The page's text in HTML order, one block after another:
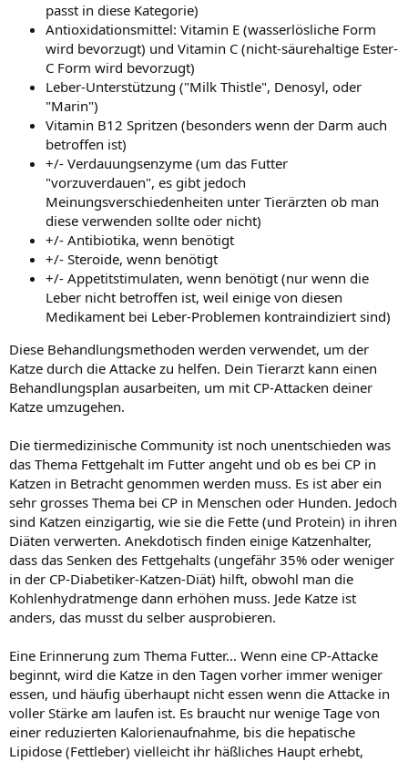
passt in diese Kategorie)
Antioxidationsmittel: Vitamin E (wasserlösliche Form
wird bevorzugt) und Vitamin C (nicht-säurehaltige Ester-
C Form wird bevorzugt)
Leber-Unterstützung ("Milk Thistle", Denosyl, oder
"Marin")
Vitamin B12 Spritzen (besonders wenn der Darm auch
betroffen ist)
+/- Verdauungsenzyme (um das Futter
"vorzuverdauen", es gibt jedoch
Meinungsverschiedenheiten unter Tierärzten ob man
diese verwenden sollte oder nicht)
+/- Antibiotika, wenn benötigt
+/- Steroide, wenn benötigt
+/- Appetitstimulaten, wenn benötigt (nur wenn die
Leber nicht betroffen ist, weil einige von diesen
Medikament bei Leber-Problemen kontraindiziert sind)
Diese Behandlungsmethoden werden verwendet, um der
Katze durch die Attacke zu helfen. Dein Tierarzt kann einen
Behandlungsplan ausarbeiten, um mit CP-Attacken deiner
Katze umzugehen.
Die tiermedizinische Community ist noch unentschieden was
das Thema Fettgehalt im Futter angeht und ob es bei CP in
Katzen in Betracht genommen werden muss. Es ist aber ein
sehr grosses Thema bei CP in Menschen oder Hunden. Jedoch
sind Katzen einzigartig, wie sie die Fette (und Protein) in ihren
Diäten verwerten. Anekdotisch finden einige Katzenhalter,
dass das Senken des Fettgehalts (ungefähr 35% oder weniger
in der CP-Diabetiker-Katzen-Diät) hilft, obwohl man die
Kohlenhydratmenge dann erhöhen muss. Jede Katze ist
anders, das musst du selber ausprobieren.
Eine Erinnerung zum Thema Futter... Wenn eine CP-Attacke
beginnt, wird die Katze in den Tagen vorher immer weniger
essen, und häufig überhaupt nicht essen wenn die Attacke in
voller Stärke am laufen ist. Es braucht nur wenige Tage von
einer reduzierten Kalorienaufnahme, bis die hepatische
Lipidose (Fettleber) vielleicht ihr häßliches Haupt erhebt,